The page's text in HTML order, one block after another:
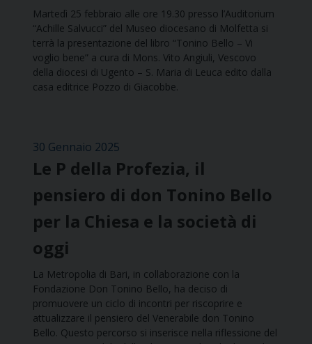
Martedì 25 febbraio alle ore 19.30 presso l’Auditorium
“Achille Salvucci” del Museo diocesano di Molfetta si
terrà la presentazione del libro “Tonino Bello – Vi
voglio bene” a cura di Mons. Vito Angiuli, Vescovo
della diocesi di Ugento – S. Maria di Leuca edito dalla
casa editrice Pozzo di Giacobbe.
30 Gennaio 2025
Le P della Profezia, il
pensiero di don Tonino Bello
per la Chiesa e la società di
oggi
La Metropolia di Bari, in collaborazione con la
Fondazione Don Tonino Bello, ha deciso di
promuovere un ciclo di incontri per riscoprire e
attualizzare il pensiero del Venerabile don Tonino
Bello. Questo percorso si inserisce nella riflessione del